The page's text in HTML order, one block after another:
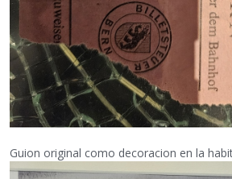
Guion original como decoracion en la